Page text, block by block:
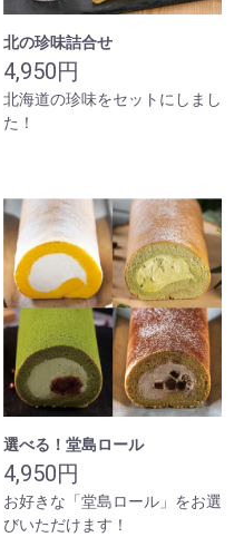
北の珍味詰合せ
4,950円
北海道の珍味をセットにしまし
た！
選べる！堂島ロール
4,950円
お好きな「堂島ロール」をお選
びいただけます！